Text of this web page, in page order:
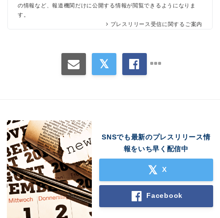
の情報など、報道機関だけに公開する情報が閲覧できるようになりま
す。
プレスリリース受信に関するご案内
SNSでも最新のプレスリリース情
報をいち早く配信中
X
Facebook